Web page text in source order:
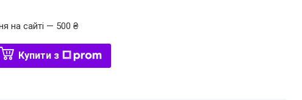
на сайті — 500 ₴
Купити з